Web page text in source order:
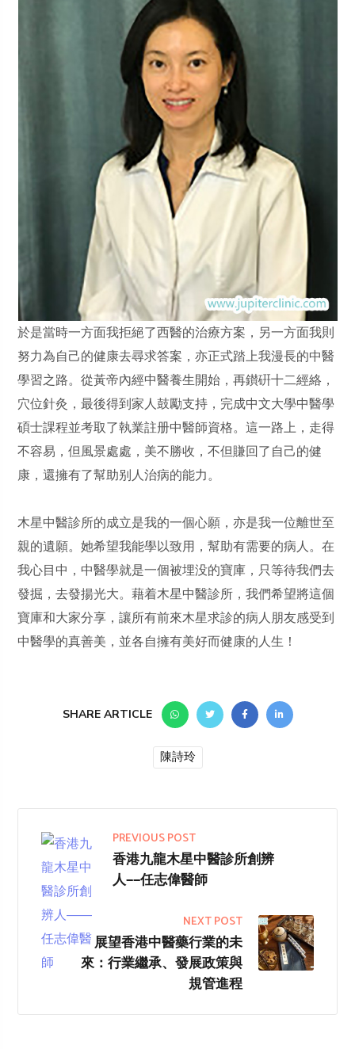
於是當時一方面我拒絕了西醫的治療方案，另一方面我則
努力為自己的健康去尋求答案，亦正式踏上我漫長的中醫
學習之路。從黃帝內經中醫養生開始，再鑚硏十二經絡，
穴位針灸，最後得到家人鼓勵支持，完成中文大學中醫學
碩士課程並考取了執業註册中醫師資格。這一路上，走得
不容易，但風景處處，美不勝收，不但賺回了自己的健
康，還擁有了幫助别人治病的能力。
木星中醫診所的成立是我的一個心願，亦是我一位離世至
親的遺願。她希望我能學以致用，幫助有需要的病人。在
我心目中，中醫學就是一個被埋没的寶庫，只等待我們去
發掘，去發揚光大。藉着木星中醫診所，我們希望將這個
寶庫和大家分享，讓所有前來木星求診的病人朋友感受到
中醫學的真善美，並各自擁有美好而健康的人生！
SHARE ARTICLE
陳詩玲
PREVIOUS POST
香港九龍木星中醫診所創辨
人——任志偉醫師
NEXT POST
展望香港中醫藥行業的未
來：行業繼承、發展政策與
規管進程